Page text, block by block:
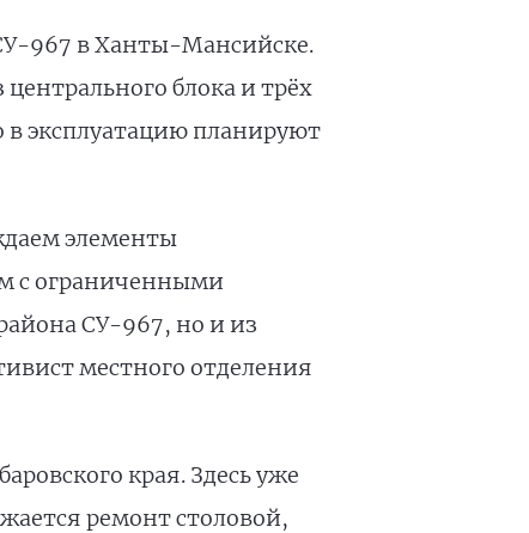
967 в Ханты-Мансийске.
блока и трёх
эксплуатацию планируют
элементы
с ограниченными
СУ-967, но и из
местного отделения
края. Здесь уже
ремонт столовой,